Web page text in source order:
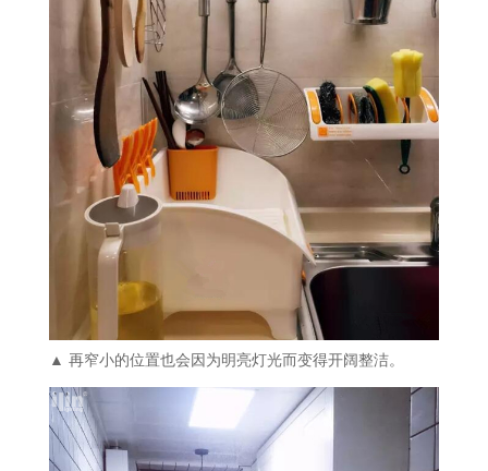
▲ 再窄小的位置也会因为明亮灯光而变得开阔整洁。